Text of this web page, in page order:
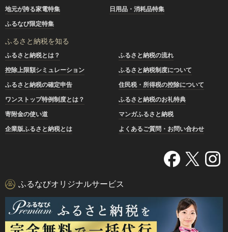
地元が誇る家電特集
日用品・消耗品特集
ふるなび限定特集
ふるさと納税を知る
ふるさと納税とは？
ふるさと納税の流れ
控除上限額シミュレーション
ふるさと納税制度について
ふるさと納税の確定申告
住民税・所得税の控除について
ワンストップ特例制度とは？
ふるさと納税のお礼特典
寄附金の使い道
マンガふるさと納税
企業版ふるさと納税とは
よくあるご質問・お問い合わせ
ふるなびオリジナルサービス